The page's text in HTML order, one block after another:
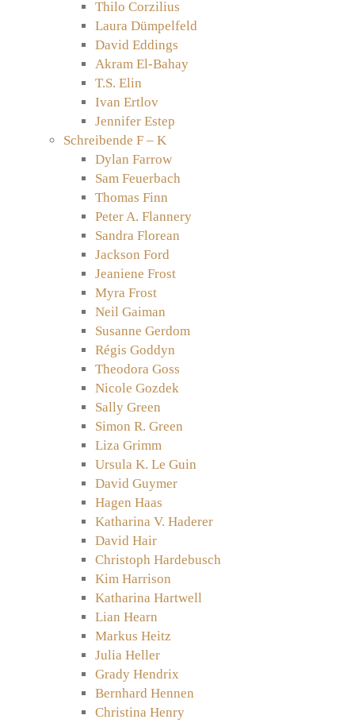
Thilo Corzilius
Laura Dümpelfeld
David Eddings
Akram El-Bahay
T.S. Elin
Ivan Ertlov
Jennifer Estep
Schreibende F – K
Dylan Farrow
Sam Feuerbach
Thomas Finn
Peter A. Flannery
Sandra Florean
Jackson Ford
Jeaniene Frost
Myra Frost
Neil Gaiman
Susanne Gerdom
Régis Goddyn
Theodora Goss
Nicole Gozdek
Sally Green
Simon R. Green
Liza Grimm
Ursula K. Le Guin
David Guymer
Hagen Haas
Katharina V. Haderer
David Hair
Christoph Hardebusch
Kim Harrison
Katharina Hartwell
Lian Hearn
Markus Heitz
Julia Heller
Grady Hendrix
Bernhard Hennen
Christina Henry